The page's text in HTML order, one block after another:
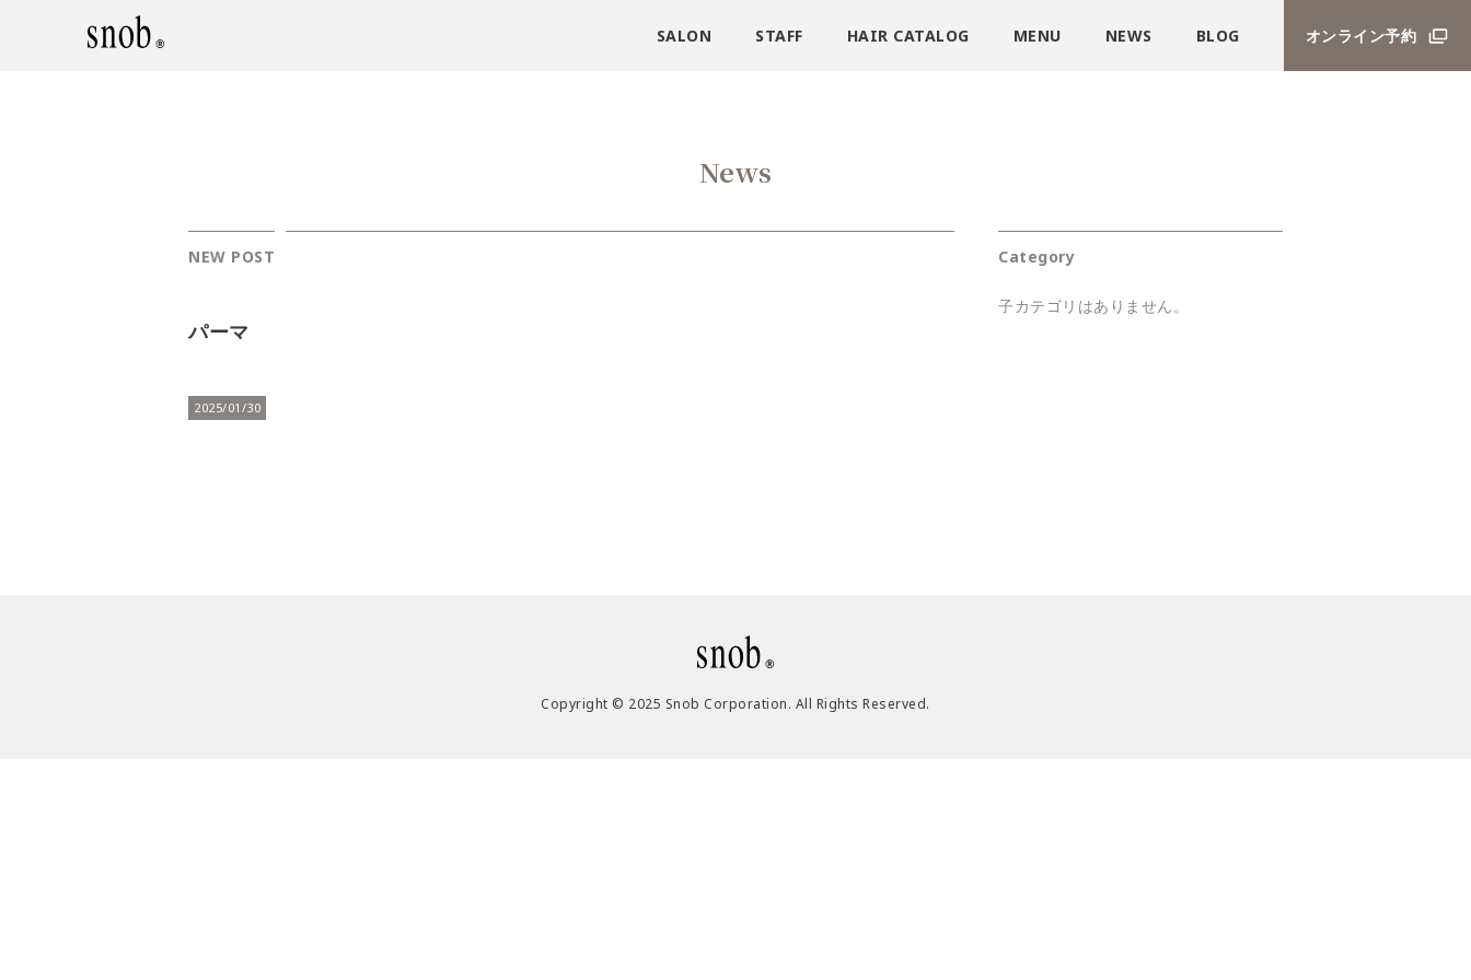
SALON STAFF HAIR CATALOG MENU NEWS BLOG オンライン予約
News
NEW POST
パーマ
2025/01/30
Category
子カテゴリはありません。
Copyright © 2025 Snob Corporation. All Rights Reserved.